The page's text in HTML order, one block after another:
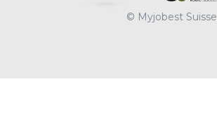
© Myjobest Suisse